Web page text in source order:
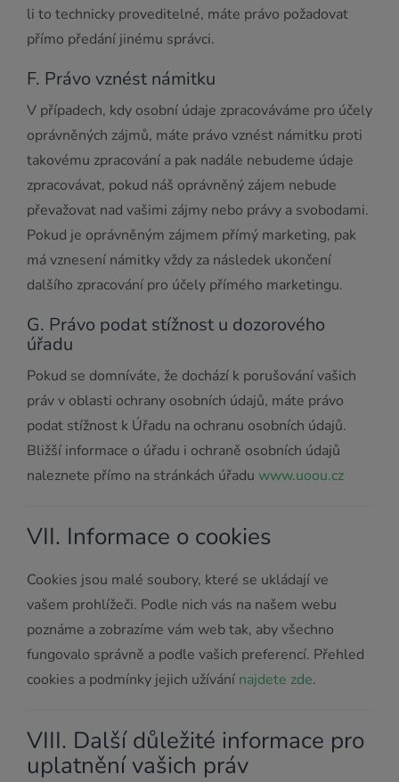
li to technicky proveditelné, máte právo požadovat
přímo předání jinému správci.
F. Právo vznést námitku
V případech, kdy osobní údaje zpracováváme pro účely
oprávněných zájmů, máte právo vznést námitku proti
takovému zpracování a pak nadále nebudeme údaje
zpracovávat, pokud náš oprávněný zájem nebude
převažovat nad vašimi zájmy nebo právy a svobodami.
Pokud je oprávněným zájmem přímý marketing, pak
má vznesení námitky vždy za následek ukončení
dalšího zpracování pro účely přímého marketingu.
G. Právo podat stížnost u dozorového
úřadu
Pokud se domníváte, že dochází k porušování vašich
práv v oblasti ochrany osobních údajů, máte právo
podat stížnost k Úřadu na ochranu osobních údajů.
Bližší informace o úřadu i ochraně osobních údajů
naleznete přímo na stránkách úřadu www.uoou.cz
VII. Informace o cookies
Cookies jsou malé soubory, které se ukládají ve
vašem prohlížeči. Podle nich vás na našem webu
poznáme a zobrazíme vám web tak, aby všechno
fungovalo správně a podle vašich preferencí. Přehled
cookies a podmínky jejich užívání najdete zde.
VIII. Další důležité informace pro
uplatnění vašich práv